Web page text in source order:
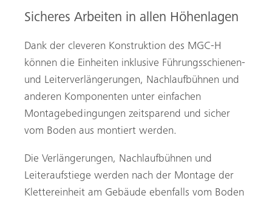
Sicheres Arbeiten in allen Höhenlagen
Dank der cleveren Konstruktion des MGC-H
können die Einheiten inklusive Führungsschienen-
und Leiterverlängerungen, Nachlaufbühnen und
anderen Komponenten unter einfachen
Montagebedingungen zeitsparend und sicher
vom Boden aus montiert werden.
Die Verlängerungen, Nachlaufbühnen und
Leiteraufstiege werden nach der Montage der
Klettereinheit am Gebäude ebenfalls vom Boden